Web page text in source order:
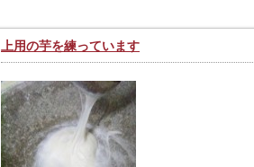
上用の芋を練っています